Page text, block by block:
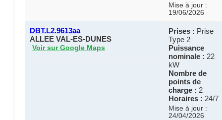
Mise à jour :
19/06/2026
DBT.L2.9613aa
ALLEE VAL-ES-DUNES
Voir sur Google Maps
Prises : Prise
Type 2
Puissance
nominale : 22
kW
Nombre de
points de
charge : 2
Horaires : 24/7
Mise à jour :
24/04/2026